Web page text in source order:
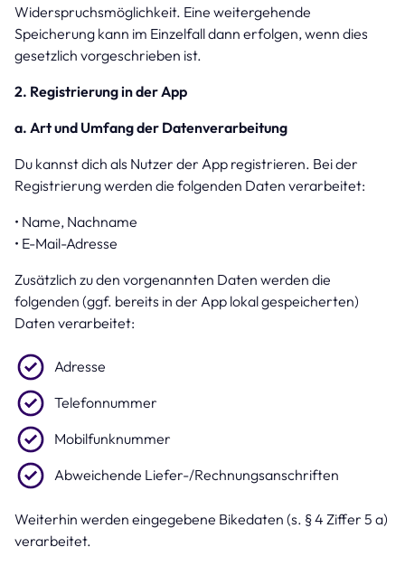
Widerspruchsmöglichkeit. Eine weitergehende
Speicherung kann im Einzelfall dann erfolgen, wenn dies
gesetzlich vorgeschrieben ist.
2. Registrierung in der App
a. Art und Umfang der Datenverarbeitung
Du kannst dich als Nutzer der App registrieren. Bei der
Registrierung werden die folgenden Daten verarbeitet:
• Name, Nachname
• E-Mail-Adresse
Zusätzlich zu den vorgenannten Daten werden die
folgenden (ggf. bereits in der App lokal gespeicherten)
Daten verarbeitet:
Adresse
Telefonnummer
Mobilfunknummer
Abweichende Liefer-/Rechnungsanschriften
Weiterhin werden eingegebene Bikedaten (s. § 4 Ziffer 5 a)
verarbeitet.